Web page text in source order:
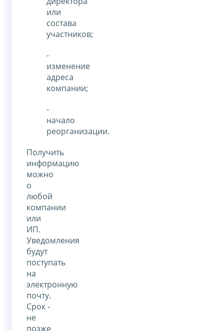
или
состава
участников;
-
изменение
адреса
компании;
-
начало
реорганизации.
Получить
информацию
можно
о
любой
компании
или
ИП.
Уведомления
будут
поступать
на
электронную
почту.
Срок -
не
позже